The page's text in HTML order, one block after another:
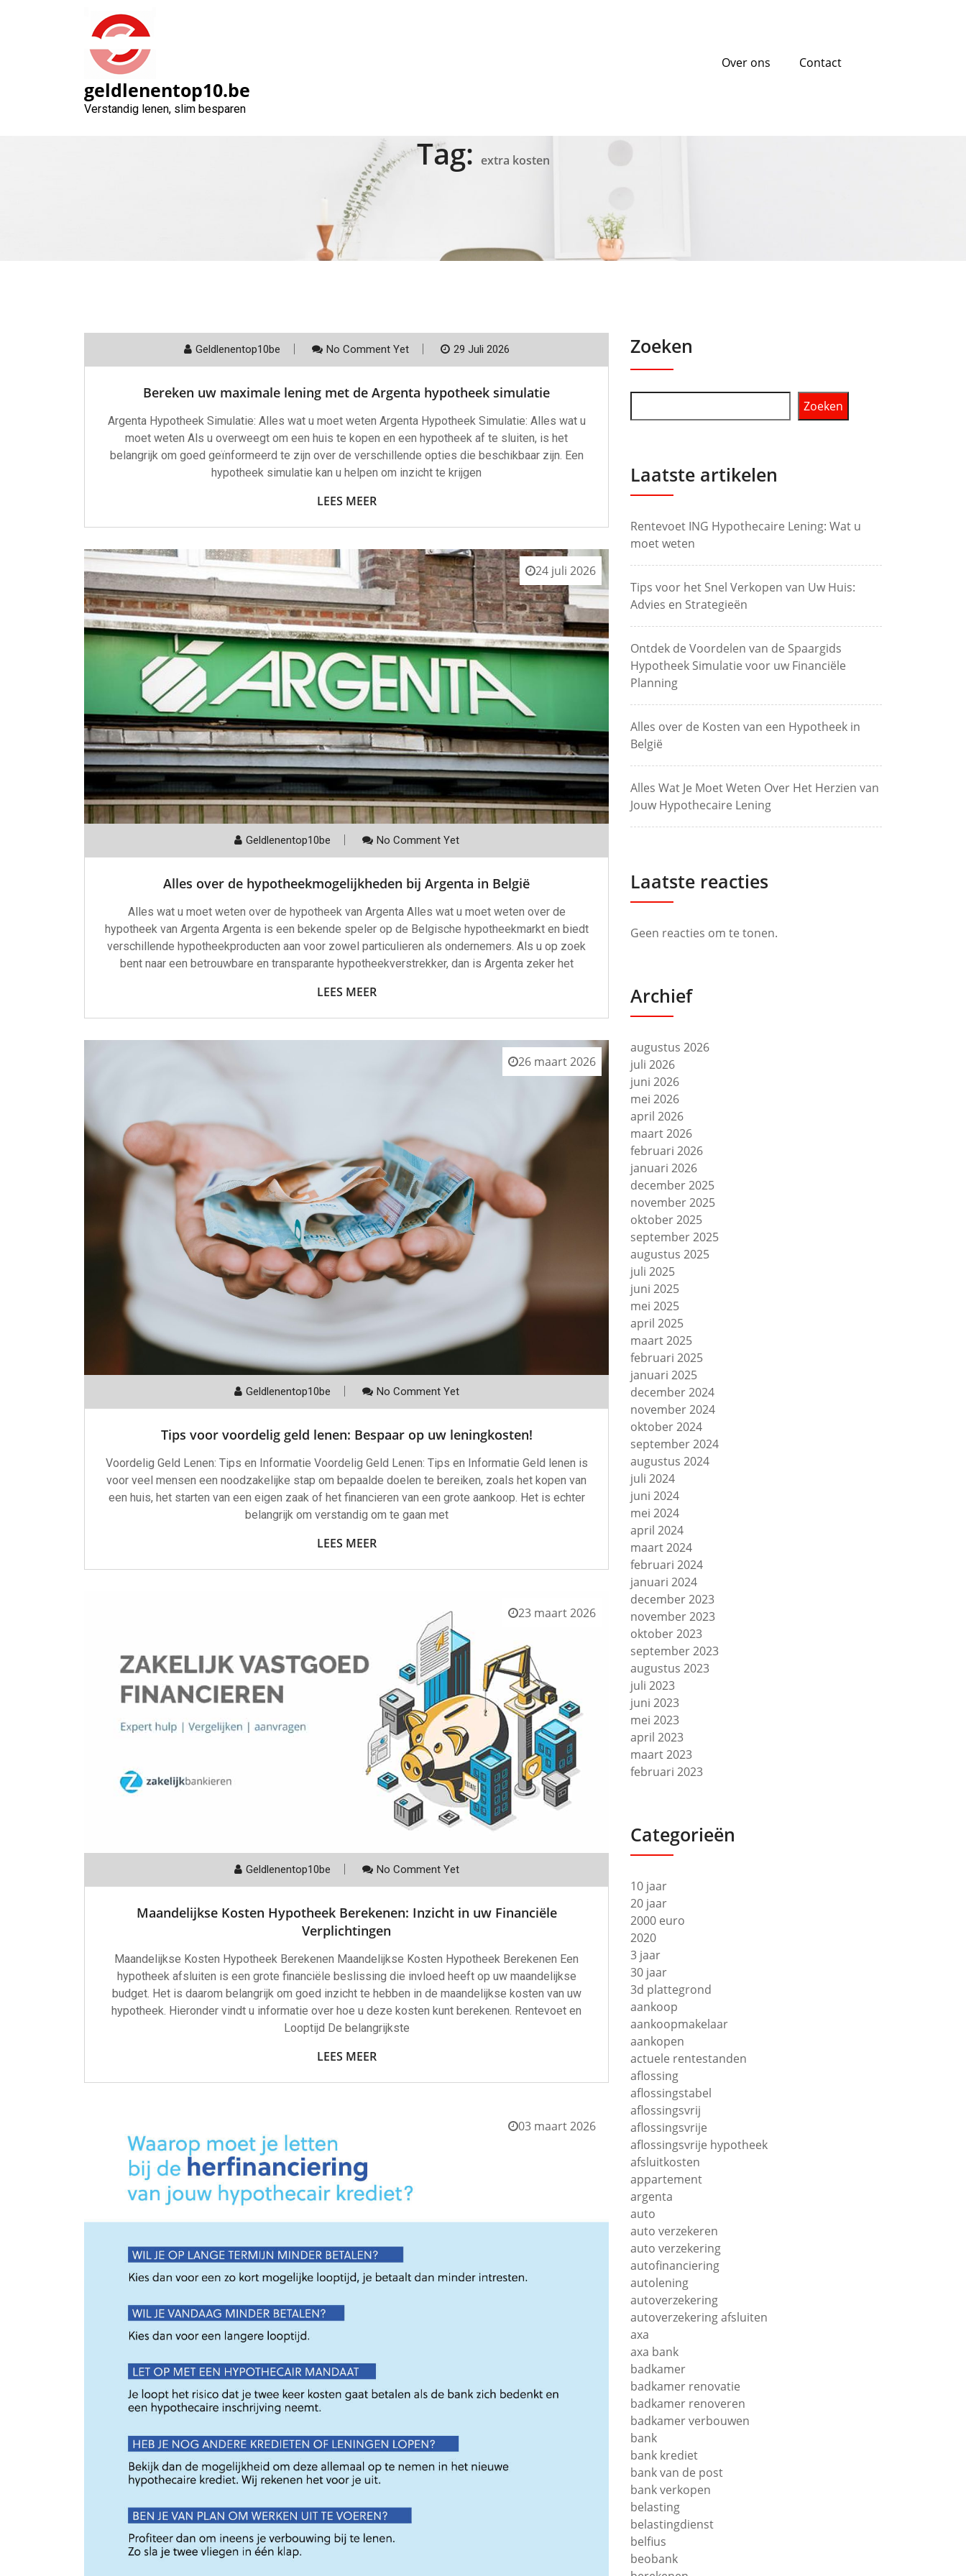
geldlenentop10.be
Verstandig lenen, slim besparen
Over ons Contact
Tag: extra kosten
Geldlenentop10be No Comment Yet 29 Juli 2026
Bereken uw maximale lening met de Argenta hypotheek simulatie
Argenta Hypotheek Simulatie: Alles wat u moet weten Argenta Hypotheek Simulatie: Alles wat u
moet weten Als u overweegt om een huis te kopen en een hypotheek af te sluiten, is het
belangrijk om goed geïnformeerd te zijn over de verschillende opties die beschikbaar zijn. Een
hypotheek simulatie kan u helpen om inzicht te krijgen
LEES MEER
24 juli 2026
Geldlenentop10be No Comment Yet
Alles over de hypotheekmogelijkheden bij Argenta in België
Alles wat u moet weten over de hypotheek van Argenta Alles wat u moet weten over de
hypotheek van Argenta Argenta is een bekende speler op de Belgische hypotheekmarkt en biedt
verschillende hypotheekproducten aan voor zowel particulieren als ondernemers. Als u op zoek
bent naar een betrouwbare en transparante hypotheekverstrekker, dan is Argenta zeker het
LEES MEER
26 maart 2026
Geldlenentop10be No Comment Yet
Tips voor voordelig geld lenen: Bespaar op uw leningkosten!
Voordelig Geld Lenen: Tips en Informatie Voordelig Geld Lenen: Tips en Informatie Geld lenen is
voor veel mensen een noodzakelijke stap om bepaalde doelen te bereiken, zoals het kopen van
een huis, het starten van een eigen zaak of het financieren van een grote aankoop. Het is echter
belangrijk om verstandig om te gaan met
LEES MEER
23 maart 2026
Geldlenentop10be No Comment Yet
Maandelijkse Kosten Hypotheek Berekenen: Inzicht in uw Financiële
Verplichtingen
Maandelijkse Kosten Hypotheek Berekenen Maandelijkse Kosten Hypotheek Berekenen Een
hypotheek afsluiten is een grote financiële beslissing die invloed heeft op uw maandelijkse
budget. Het is daarom belangrijk om goed inzicht te hebben in de maandelijkse kosten van uw
hypotheek. Hieronder vindt u informatie over hoe u deze kosten kunt berekenen. Rentevoet en
Looptijd De belangrijkste
LEES MEER
03 maart 2026
Zoeken
Zoeken
Laatste artikelen
Rentevoet ING Hypothecaire Lening: Wat u
moet weten
Tips voor het Snel Verkopen van Uw Huis:
Advies en Strategieën
Ontdek de Voordelen van de Spaargids
Hypotheek Simulatie voor uw Financiële
Planning
Alles over de Kosten van een Hypotheek in
België
Alles Wat Je Moet Weten Over Het Herzien van
Jouw Hypothecaire Lening
Laatste reacties
Geen reacties om te tonen.
Archief
augustus 2026
juli 2026
juni 2026
mei 2026
april 2026
maart 2026
februari 2026
januari 2026
december 2025
november 2025
oktober 2025
september 2025
augustus 2025
juli 2025
juni 2025
mei 2025
april 2025
maart 2025
februari 2025
januari 2025
december 2024
november 2024
oktober 2024
september 2024
augustus 2024
juli 2024
juni 2024
mei 2024
april 2024
maart 2024
februari 2024
januari 2024
december 2023
november 2023
oktober 2023
september 2023
augustus 2023
juli 2023
juni 2023
mei 2023
april 2023
maart 2023
februari 2023
Categorieën
10 jaar
20 jaar
2000 euro
2020
3 jaar
30 jaar
3d plattegrond
aankoop
aankoopmakelaar
aankopen
actuele rentestanden
aflossing
aflossingstabel
aflossingsvrij
aflossingsvrije
aflossingsvrije hypotheek
afsluitkosten
appartement
argenta
auto
auto verzekeren
auto verzekering
autofinanciering
autolening
autoverzekering
autoverzekering afsluiten
axa
axa bank
badkamer
badkamer renovatie
badkamer renoveren
badkamer verbouwen
bank
bank krediet
bank van de post
bank verkopen
belasting
belastingdienst
belfius
beobank